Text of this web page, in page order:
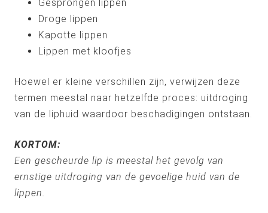
Gesprongen lippen
Droge lippen
Kapotte lippen
Lippen met kloofjes
Hoewel er kleine verschillen zijn, verwijzen deze
termen meestal naar hetzelfde proces: uitdroging
van de liphuid waardoor beschadigingen ontstaan.
KORTOM:
Een gescheurde lip is meestal het gevolg van
ernstige uitdroging van de gevoelige huid van de
lippen.